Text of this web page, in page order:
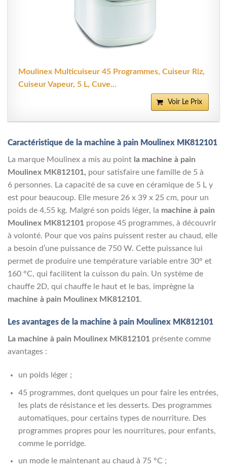
Moulinex Multicuiseur 45 Programmes, Cuiseur Riz,
Cuiseur Vapeur, 5 L, Cuve...
Voir Le Prix
Caractéristique de la machine à pain Moulinex MK812101
La marque Moulinex a mis au point la machine à pain
Moulinex MK812101, pour satisfaire une famille de 5 à
6 personnes. La capacité de sa cuve en céramique de 5 L y
est pour beaucoup. Elle mesure 26 x 39 x 25 cm, pour un
poids de 4,55 kg. Malgré son poids léger, la machine à pain
Moulinex MK812101 propose 45 programmes, à découvrir
à volonté. Pour que vos pains puissent rester au chaud, elle
a besoin d’une puissance de 750 W. Cette puissance lui
permet de produire une température variable entre 30° et
160 °C, qui facilitent la cuisson du pain. Un système de
chauffe 2D, qui chauffe le haut et le bas, imprègne la
machine à pain Moulinex MK812101.
Les avantages de la machine à pain Moulinex MK812101
La machine à pain Moulinex MK812101 présente comme
avantages :
un poids léger ;
45 programmes, dont quelques un pour faire les entrées,
les plats de résistance et les desserts. Des programmes
automatiques, pour certains types de nourriture. Des
programmes propres pour les nourritures, pour enfants,
comme le porridge.
un mode le maintenant au chaud à 75 °C ;